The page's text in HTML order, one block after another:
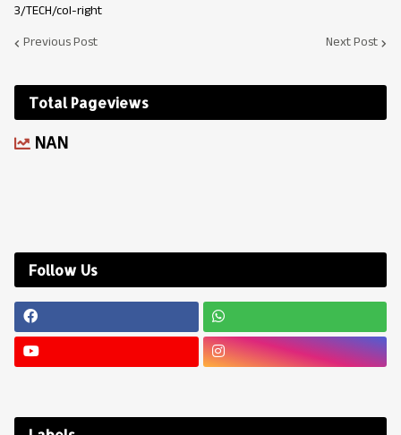
3/TECH/col-right
Previous Post
Next Post
Total Pageviews
NAN
Follow Us